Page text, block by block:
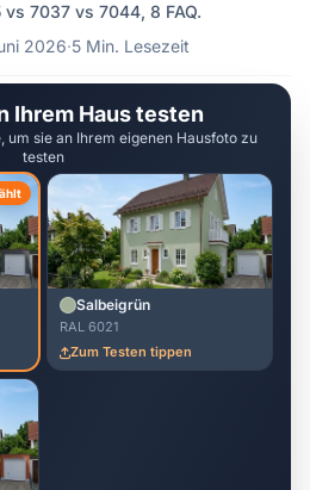
7037 vs 7044, 8 FAQ.
2026·5 Min. Lesezeit
Ihrem Haus testen
um sie an Ihrem eigenen Hausfoto zu
testen
Salbeigrün
RAL 6021
Zum Testen tippen